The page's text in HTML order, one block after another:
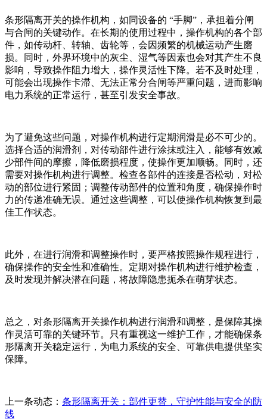
条形隔离开关的操作机构，如同设备的 “手脚”，承担着分闸
与合闸的关键动作。在长期的使用过程中，操作机构的各个部
件，如传动杆、转轴、齿轮等，会因频繁的机械运动产生磨
损。同时，外界环境中的灰尘、湿气等因素也会对其产生不良
影响，导致操作阻力增大，操作灵活性下降。若不及时处理，
可能会出现操作卡滞、无法正常分合闸等严重问题，进而影响
电力系统的正常运行，甚至引发安全事故。
为了避免这些问题，对操作机构进行定期润滑是必不可少的。
选择合适的润滑剂，对传动部件进行涂抹或注入，能够有效减
少部件间的摩擦，降低磨损程度，使操作更加顺畅。同时，还
需要对操作机构进行调整。检查各部件的连接是否松动，对松
动的部位进行紧固；调整传动部件的位置和角度，确保操作时
力的传递准确无误。通过这些调整，可以使操作机构恢复到最
佳工作状态。
此外，在进行润滑和调整操作时，要严格按照操作规程进行，
确保操作的安全性和准确性。定期对操作机构进行维护检查，
及时发现并解决潜在问题，将故障隐患扼杀在萌芽状态。
总之，对条形隔离开关操作机构进行润滑和调整，是保障其操
作灵活可靠的关键环节。只有重视这一维护工作，才能确保条
形隔离开关稳定运行，为电力系统的安全、可靠供电提供坚实
保障。
上一条动态： 条形隔离开关：部件更替，守护性能与安全的防
线